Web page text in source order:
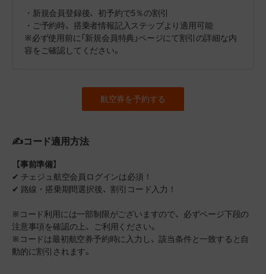
・新規会員登録後、初予約で5％の割引
・ご予約時、搭乗者情報記入ステップより適用可能
※必ず使用前に「新規会員特典」ページにて割引の詳細な内
容をご確認してください。
航空券を予約する
✍コード適用方法
【事前準備】
✔ チェジュ航空会員ログインは必須！
✔ 路線・搭乗期間選択後、割引コード入力！
※コード利用には一部制限がございますので、必ずページ下段の
注意事項を確認の上、ご利用ください。
※コードは最初航空券予約時に入力し、該当条件と一致すると自
動的に割引されます。